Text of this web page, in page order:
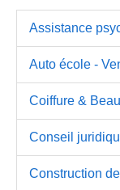
Assistance
Auto école -
Coiffure &
Conseil
Construction